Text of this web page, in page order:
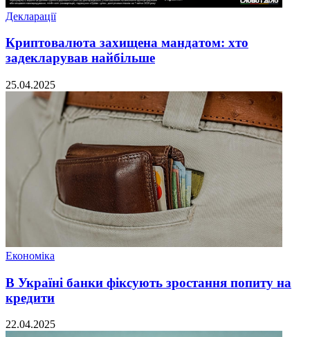
Декларації
Криптовалюта захищена мандатом: хто
задекларував найбільше
25.04.2025
Економіка
В Україні банки фіксують зростання попиту на
кредити
22.04.2025